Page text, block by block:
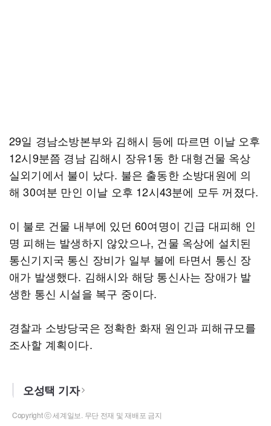
29일 경남소방본부와 김해시 등에 따르면 이날 오후
12시9분쯤 경남 김해시 장유1동 한 대형건물 옥상
실외기에서 불이 났다. 불은 출동한 소방대원에 의
해 30여분 만인 이날 오후 12시43분에 모두 꺼졌다.
이 불로 건물 내부에 있던 60여명이 긴급 대피해 인
명 피해는 발생하지 않았으나, 건물 옥상에 설치된
통신기지국 통신 장비가 일부 불에 타면서 통신 장
애가 발생했다. 김해시와 해당 통신사는 장애가 발
생한 통신 시설을 복구 중이다.
경찰과 소방당국은 정확한 화재 원인과 피해규모를
조사할 계획이다.
오성택 기자
Copyright ⓒ 세계일보. 무단 전재 및 재배포 금지